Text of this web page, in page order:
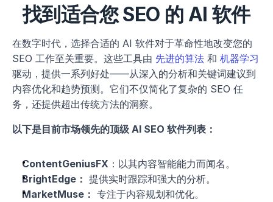
找到适合您 SEO 的 AI 软件
在数字时代，选择合适的 AI 软件对于革命性地改变您的
SEO 工作至关重要。这些工具由 先进的算法 和 机器学习
驱动，提供一系列好处——从深入的分析和关键词建议到
内容优化和趋势预测。它们不仅简化了复杂的 SEO 任
务，还提供超出传统方法的洞察。
以下是目前市场领先的顶级 AI SEO 软件列表：
ContentGeniusFX ：以其内容智能能力而闻名。
BrightEdge： 提供实时跟踪和强大的分析。
MarketMuse： 专注于内容规划和优化。